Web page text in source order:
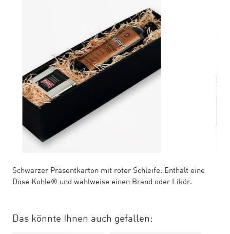
Schwarzer Präsentkarton mit roter Schleife. Enthält eine
Dose Kohle® und wahlweise einen Brand oder Likör.
Das könnte Ihnen auch gefallen: